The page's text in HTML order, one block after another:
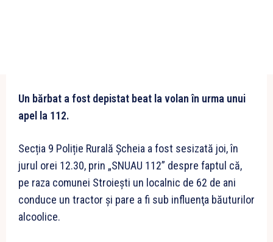
Un bărbat a fost depistat beat la volan în urma unui
apel la 112.
Secția 9 Poliție Rurală Șcheia a fost sesizată joi, în
jurul orei 12.30, prin „SNUAU 112” despre faptul că,
pe raza comunei Stroieşti un localnic de 62 de ani
conduce un tractor şi pare a fi sub influenţa băuturilor
alcoolice.